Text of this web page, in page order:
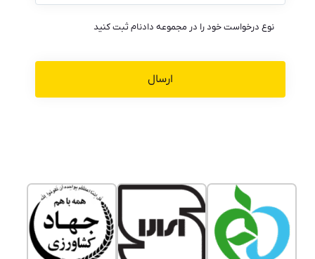
نوع درخواست خود را در مجموعه دادنام ثبت کنید